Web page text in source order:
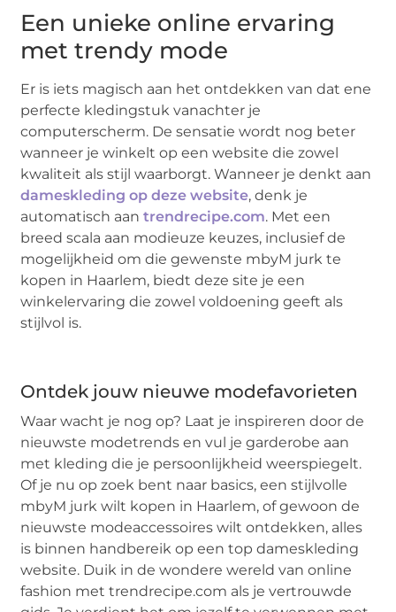
Een unieke online ervaring
met trendy mode
Er is iets magisch aan het ontdekken van dat ene
perfecte kledingstuk vanachter je
computerscherm. De sensatie wordt nog beter
wanneer je winkelt op een website die zowel
kwaliteit als stijl waarborgt. Wanneer je denkt aan
dameskleding op deze website, denk je
automatisch aantrendrecipe.com. Met een
breed scala aan modieuze keuzes, inclusief de
mogelijkheid om die gewenste mbyM jurk te
kopen in Haarlem, biedt deze site je een
winkelervaring die zowel voldoening geeft als
stijlvol is.
Ontdek jouw nieuwe modefavorieten
Waar wacht je nog op? Laat je inspireren door de
nieuwste modetrends en vul je garderobe aan
met kleding die je persoonlijkheid weerspiegelt.
Of je nu op zoek bent naar basics, een stijlvolle
mbyM jurk wilt kopen in Haarlem, of gewoon de
nieuwste modeaccessoires wilt ontdekken, alles
is binnen handbereik op een top dameskleding
website. Duik in de wondere wereld van online
fashion met trendrecipe.com als je vertrouwde